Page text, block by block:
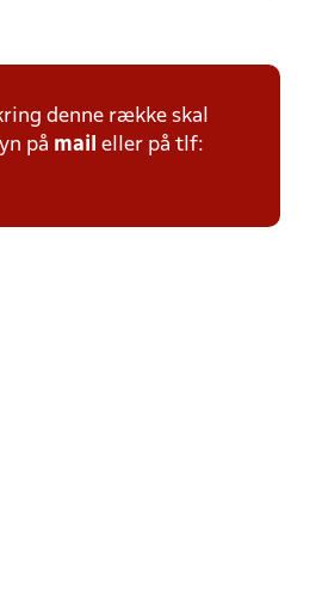
denne række skal
på mail eller på tlf: